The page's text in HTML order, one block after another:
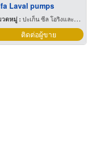
Laval pumps
วดหมู่ :ปะเก็น ซีล โอริงและออยซีล
ติดต่อผู้ขาย